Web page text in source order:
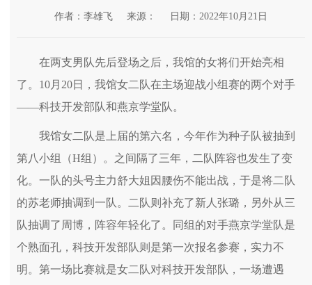
作者：李雄飞 来源： 日期：2022年10月21日
在两支男队先后登场之后，我馆的女将们开始亮相
了。10月20日，我馆女二队在主场迎战小组赛的两个对手
——科技开发部队和燕京学堂队。
我馆女二队是上届的第六名，今年作为种子队被抽到
第八小组（H组）。之间隔了三年，二队阵容也发生了变
化。一队的头号主力舒大姐因腰伤不能出战，于是将二队
的苏老师抽调到一队。二队则补充了新人张璐，另外从三
队抽调了周博，阵容年轻化了。同组的对手燕京学堂队是
个熟面孔，科技开发部队则是第一次报名参赛，实力不
明。第一场比赛就是女二队对科技开发部队，一场遭遇